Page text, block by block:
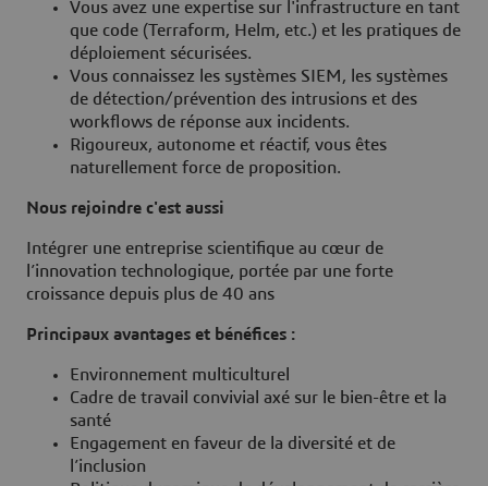
Vous avez une expertise sur l'infrastructure en tant
que code (Terraform, Helm, etc.) et les pratiques de
déploiement sécurisées.
Vous connaissez les systèmes SIEM, les systèmes
de détection/prévention des intrusions et des
workflows de réponse aux incidents.
Rigoureux, autonome et réactif, vous êtes
naturellement force de proposition.
Nous rejoindre c'est aussi
Intégrer une entreprise scientifique au cœur de
l’innovation technologique, portée par une forte
croissance depuis plus de 40 ans
Principaux avantages et bénéfices :
Environnement multiculturel
Cadre de travail convivial axé sur le bien-être et la
santé
Engagement en faveur de la diversité et de
l’inclusion